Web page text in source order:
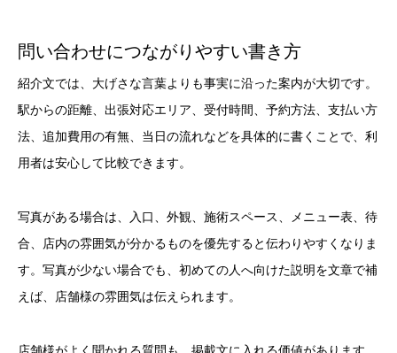
問い合わせにつながりやすい書き方
紹介文では、大げさな言葉よりも事実に沿った案内が大切です。
駅からの距離、出張対応エリア、受付時間、予約方法、支払い方
法、追加費用の有無、当日の流れなどを具体的に書くことで、利
用者は安心して比較できます。
写真がある場合は、入口、外観、施術スペース、メニュー表、待
合、店内の雰囲気が分かるものを優先すると伝わりやすくなりま
す。写真が少ない場合でも、初めての人へ向けた説明を文章で補
えば、店舗様の雰囲気は伝えられます。